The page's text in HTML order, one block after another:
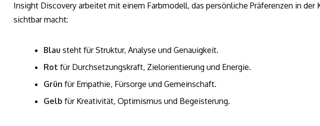
Insight Discovery arbeitet mit einem Farbmodell, das persönliche Präferenzen in der
sichtbar macht:
Blau steht für Struktur, Analyse und Genauigkeit.
Rot für Durchsetzungskraft, Zielorientierung und Energie.
Grün für Empathie, Fürsorge und Gemeinschaft.
Gelb für Kreativität, Optimismus und Begeisterung.